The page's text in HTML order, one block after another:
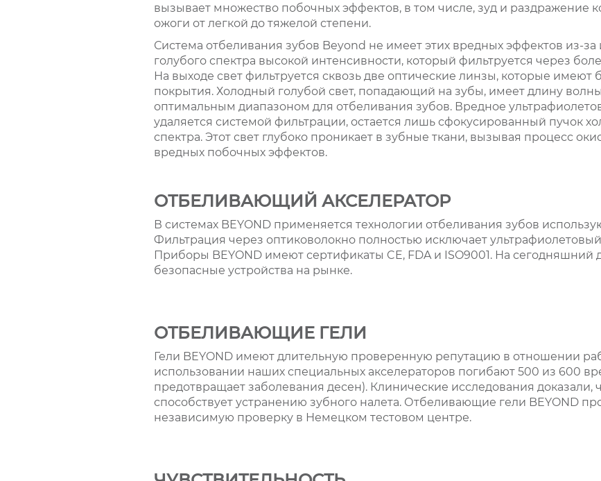
вызывает множество побочных эффектов, в том числе, зуд и раздражение
ожоги от легкой до тяжелой степени.
Система отбеливания зубов Beyond не имеет этих вредных эффектов из-за
голубого спектра высокой интенсивности, который фильтруется через
На выходе свет фильтруется сквозь две оптические линзы, которые имеют
покрытия. Холодный голубой свет, попадающий на зубы, имеет длину
оптимальным диапазоном для отбеливания зубов. Вредное
удаляется системой фильтрации, остается лишь сфокусированный пучок
спектра. Этот свет глубоко проникает в зубные ткани, вызывая процесс
вредных побочных эффектов.
ОТБЕЛИВАЮЩИЙ АКСЕЛЕРАТОР
В системах BEYOND применяется технологии отбеливания зубов
Фильтрация через оптиковолокно полностью исключает
Приборы BEYOND имеют сертификаты CE, FDA и ISO9001. На сегодняшний
безопасные устройства на рынке.
ОТБЕЛИВАЮЩИЕ ГЕЛИ
Гели BEYOND имеют длительную проверенную репутацию в отношении
использовании наших специальных акселераторов погибают 500 из 600
предотвращает заболевания десен). Клинические исследования доказали,
способствует устранению зубного налета. Отбеливающие гели BEYOND
независимую проверку в Немецком тестовом центре.